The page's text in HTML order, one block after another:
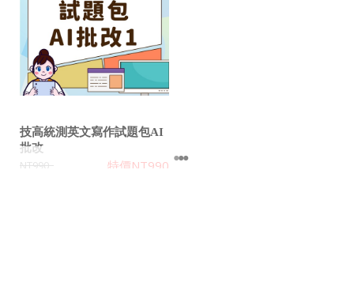
技高統測英文寫作試題包AI
批改
NT990 特價NT990